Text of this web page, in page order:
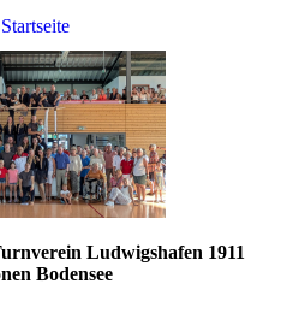
Startseite
Ludwigshafen 1911
Bodensee